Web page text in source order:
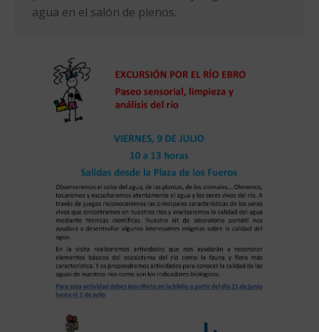
agua en el salón de plenos.